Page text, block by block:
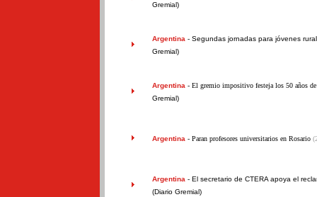
Gremial)
Argentina - Segundas jornadas para jóvenes
Gremial)
Argentina - El gremio impositivo festeja los 50 años
Gremial)
Argentina - Paran profesores universitarios en Rosario
Argentina - El secretario de CTERA apoya el
(Diario Gremial)